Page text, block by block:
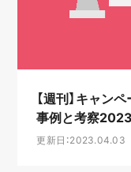
【週刊】キャン
事例と考察
更新日：2023.04.03